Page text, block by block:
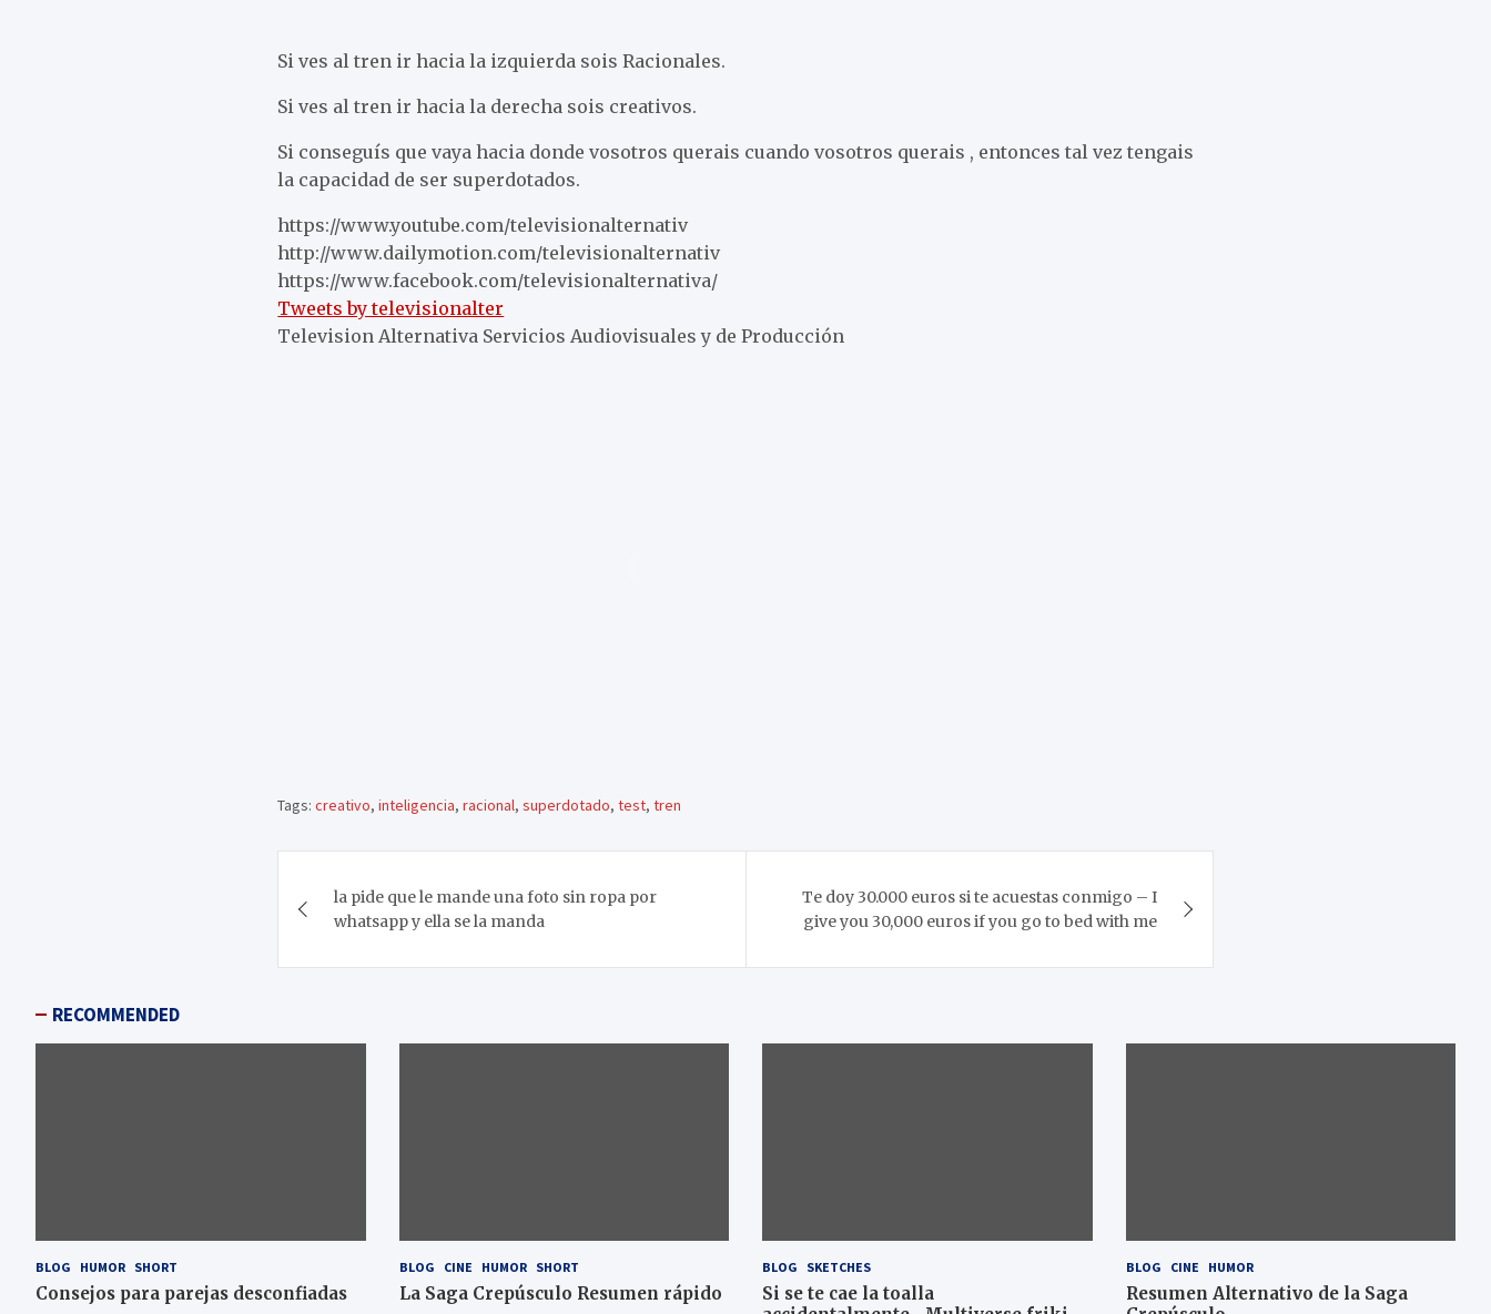
Si ves al tren ir hacia la izquierda sois Racionales.
Si ves al tren ir hacia la derecha sois creativos.
Si conseguís que vaya hacia donde vosotros querais cuando vosotros querais , entonces tal vez tengais
la capacidad de ser superdotados.
https://www.youtube.com/televisionalternativ
http://www.dailymotion.com/televisionalternativ
https://www.facebook.com/televisionalternativa/
Tweets by televisionalter
Television Alternativa Servicios Audiovisuales y de Producción
Tags: creativo,inteligencia,racional,superdotado,test,tren
de
entradas
la pide que le mande una foto sin ropa por
whatsapp y ella se la manda
Te doy 30.000 euros si te acuestas conmigo – I
give you 30,000 euros if you go to bed with me
RECOMMENDED
BLOG HUMOR SHORT
Consejos para parejas desconfiadas
BLOG CINE HUMOR SHORT
La Saga Crepúsculo Resumen rápido
BLOG SKETCHES
Si se te cae la toalla
BLOG CINE HUMOR
Resumen Alternativo de la Saga